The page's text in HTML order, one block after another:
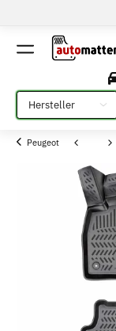
Bitte auswählen
Peugeot